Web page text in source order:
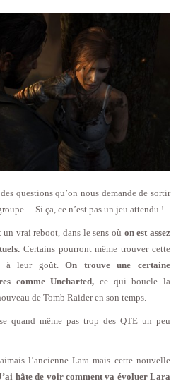
questions qu’on nous demande de sortir
Si ça, ce n’est pas un jeu attendu !
vrai reboot, dans le sens où on est assez
Certains pourront même trouver cette
à leur goût.On trouve une certaine
comme Uncharted, ce qui boucle la
de Tomb Raider en son temps.
quand même pas trop des QTE un peu
l’ancienne Lara mais cette nouvelle
hâte de voir comment va évoluer Lara